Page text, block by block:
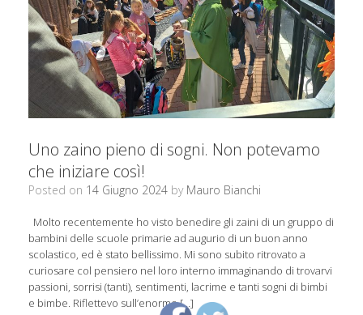
Uno zaino pieno di sogni. Non potevamo
che iniziare così!
Posted on 14 Giugno 2024 by Mauro Bianchi
Molto recentemente ho visto benedire gli zaini di un gruppo di
bambini delle scuole primarie ad augurio di un buon anno
scolastico, ed è stato bellissimo. Mi sono subito ritrovato a
curiosare col pensiero nel loro interno immaginando di trovarvi
passioni, sorrisi (tanti), sentimenti, lacrime e tanti sogni di bimbi
e bimbe. Riflettevo sull’enorme […]